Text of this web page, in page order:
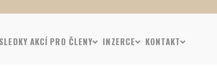
AKCÍ PRO ČLENY INZERCE KONTAKT